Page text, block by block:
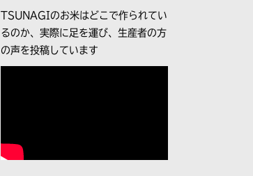
TSUNAGIのお米はどこで作られてい
るのか、実際に足を運び、生産者の方
の声を投稿しています